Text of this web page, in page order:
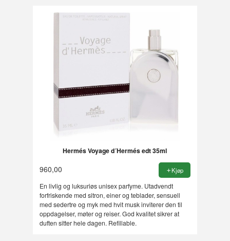
Hermés Voyage d´Hermés edt 35ml
960,00 Kjøp
En livlig og luksuriøs unisex parfyme. Utadvendt
forfriskende med sitron, einer og teblader, sensuell
med sedertre og myk med hvit musk inviterer den til
oppdagelser, møter og reiser. God kvalitet sikrer at
duften sitter hele dagen. Refillable.